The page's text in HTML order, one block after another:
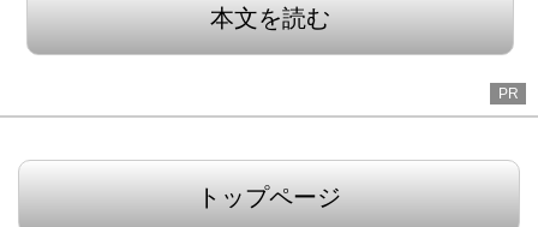
本文を読む
PR
トップページ